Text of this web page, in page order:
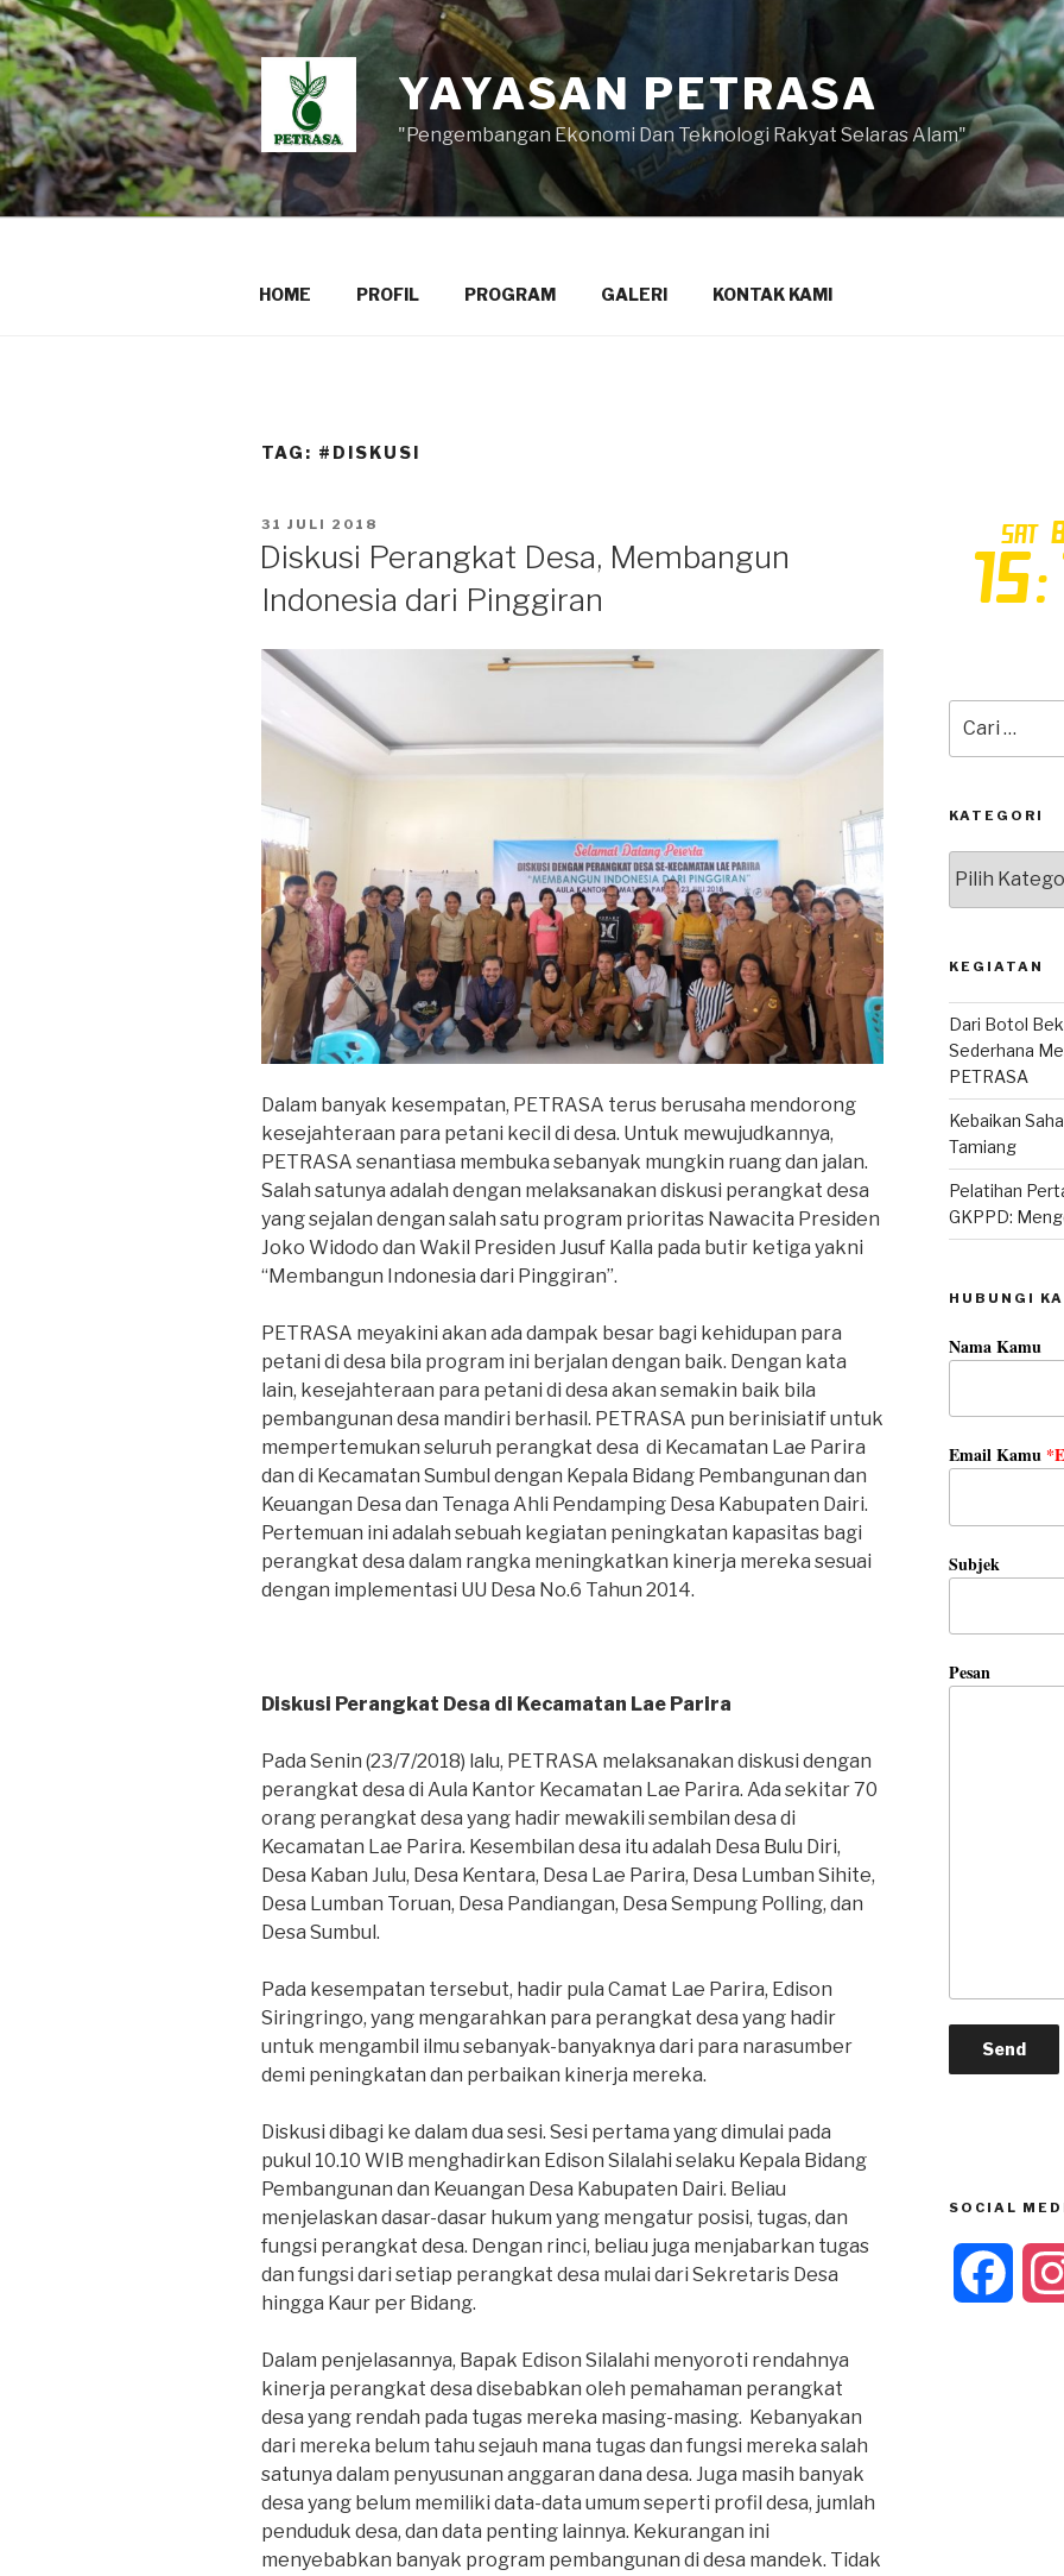
Lompat
ke
konten
YAYASAN PETRASA
"Pengembangan Ekonomi Dan Teknologi Rakyat Selaras Alam"
HOME PROFIL PROGRAM GALERI KONTAK KAMI
TAG: #DISKUSI
DIPOSKAN
PADA
31 JULI 2018
Diskusi Perangkat Desa, Membangun
Indonesia dari Pinggiran
Dalam banyak kesempatan, PETRASA terus berusaha mendorong
kesejahteraan para petani kecil di desa. Untuk mewujudkannya,
PETRASA senantiasa membuka sebanyak mungkin ruang dan jalan.
Salah satunya adalah dengan melaksanakan diskusi perangkat desa
yang sejalan dengan salah satu program prioritas Nawacita Presiden
Joko Widodo dan Wakil Presiden Jusuf Kalla pada butir ketiga yakni
“Membangun Indonesia dari Pinggiran”.
PETRASA meyakini akan ada dampak besar bagi kehidupan para
petani di desa bila program ini berjalan dengan baik. Dengan kata
lain, kesejahteraan para petani di desa akan semakin baik bila
pembangunan desa mandiri berhasil. PETRASA pun berinisiatif untuk
mempertemukan seluruh perangkat desa di Kecamatan Lae Parira
dan di Kecamatan Sumbul dengan Kepala Bidang Pembangunan dan
Keuangan Desa dan Tenaga Ahli Pendamping Desa Kabupaten Dairi.
Pertemuan ini adalah sebuah kegiatan peningkatan kapasitas bagi
perangkat desa dalam rangka meningkatkan kinerja mereka sesuai
dengan implementasi UU Desa No.6 Tahun 2014.
Diskusi Perangkat Desa di Kecamatan Lae Parira
Pada Senin (23/7/2018) lalu, PETRASA melaksanakan diskusi dengan
perangkat desa di Aula Kantor Kecamatan Lae Parira. Ada sekitar 70
orang perangkat desa yang hadir mewakili sembilan desa di
Kecamatan Lae Parira. Kesembilan desa itu adalah Desa Bulu Diri,
Desa Kaban Julu, Desa Kentara, Desa Lae Parira, Desa Lumban Sihite,
Desa Lumban Toruan, Desa Pandiangan, Desa Sempung Polling, dan
Desa Sumbul.
Pada kesempatan tersebut, hadir pula Camat Lae Parira, Edison
Siringringo, yang mengarahkan para perangkat desa yang hadir
untuk mengambil ilmu sebanyak-banyaknya dari para narasumber
demi peningkatan dan perbaikan kinerja mereka.
Diskusi dibagi ke dalam dua sesi. Sesi pertama yang dimulai pada
pukul 10.10 WIB menghadirkan Edison Silalahi selaku Kepala Bidang
Pembangunan dan Keuangan Desa Kabupaten Dairi. Beliau
menjelaskan dasar-dasar hukum yang mengatur posisi, tugas, dan
fungsi perangkat desa. Dengan rinci, beliau juga menjabarkan tugas
dan fungsi dari setiap perangkat desa mulai dari Sekretaris Desa
hingga Kaur per Bidang.
Dalam penjelasannya, Bapak Edison Silalahi menyoroti rendahnya
kinerja perangkat desa disebabkan oleh pemahaman perangkat
desa yang rendah pada tugas mereka masing-masing. Kebanyakan
dari mereka belum tahu sejauh mana tugas dan fungsi mereka salah
satunya dalam penyusunan anggaran dana desa. Juga masih banyak
desa yang belum memiliki data-data umum seperti profil desa, jumlah
penduduk desa, dan data penting lainnya. Kekurangan ini
menyebabkan banyak program pembangunan di desa mandek. Tidak
untuk:
KATEGORI
KEGIATAN
Dari Botol
Sederhana
PETRASA
Kebaikan
Tamiang
Pelatihan
GKPPD:
HUBUNGI
Nama Kamu
Email Kamu
Subjek
Pesan
SOCIAL